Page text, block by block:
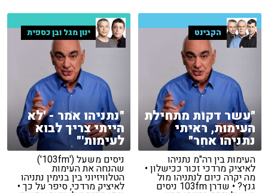
הקבינט
"עשר דקות מתחילת
העימות, ראיתי
נתניהו אחר"
העימות בין רה"מ נתניהו
לאיציק מרדכי זכור ככישלון •
מה יקרה כיום לנתניהו מול
גנץ? • שדרן 103fm ניסים
ינון מגל ובן כספית
"נתניהו אמר - 'לא
הייתי צריך לבוא
לעימות'"
ניסים משעל ('103fm')
שהנחה את העימות
הטלוויזיוני בין בנימין נתניהו
לאיציק מרדכי, סיפר על כך •